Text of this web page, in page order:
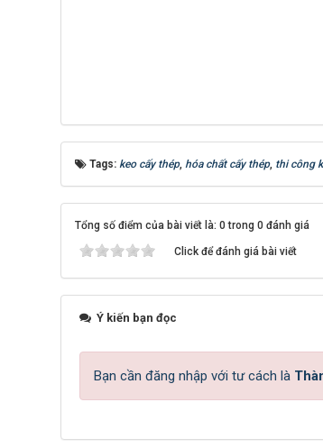
Tags: keo cấy thép, hóa chất cấy thép, thi công
Tổng số điểm của bài viết là: 0 trong 0 đánh giá
Click để đánh giá bài viết
Ý kiến bạn đọc
Bạn cần đăng nhập với tư cách là